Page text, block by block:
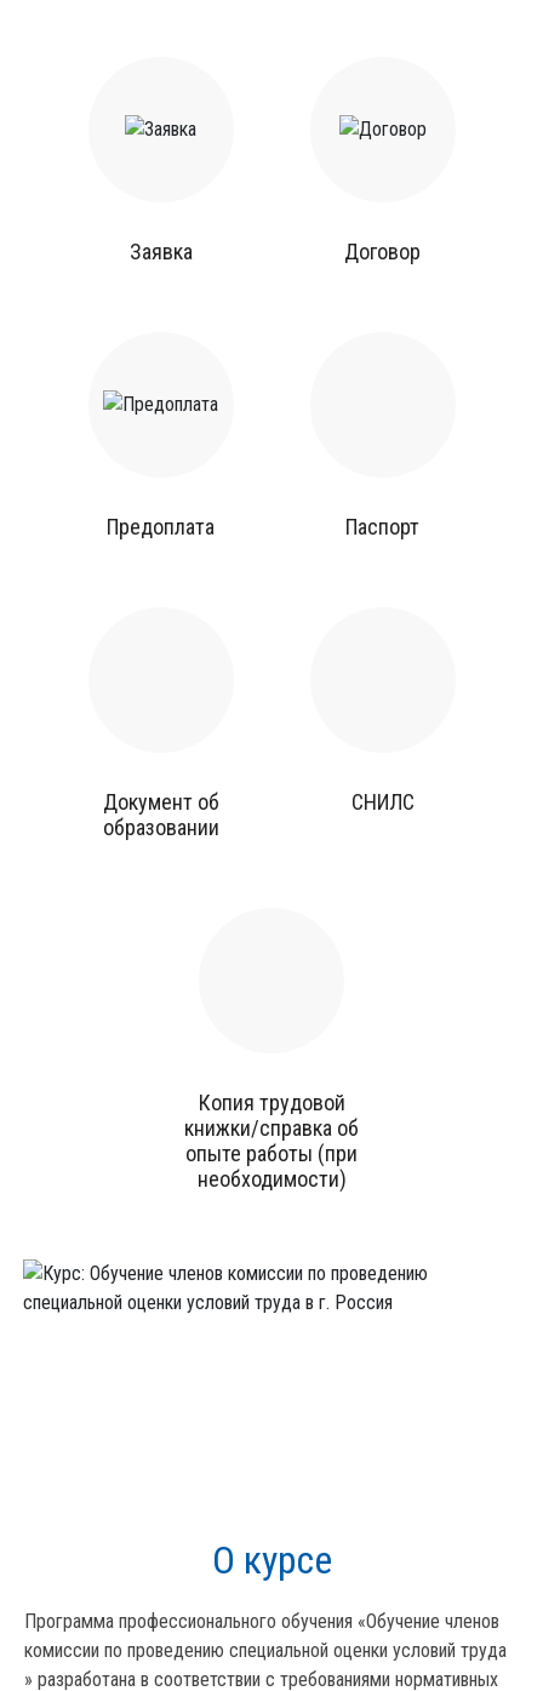
Заявка Договор
Предоплата Паспорт
Документ об
образовании
СНИЛС
Копия трудовой
книжки/справка об
опыте работы (при
необходимости)
О курсе
Программа профессионального обучения «Обучение членов
комиссии по проведению специальной оценки условий труда
» разработана в соответствии с требованиями нормативных